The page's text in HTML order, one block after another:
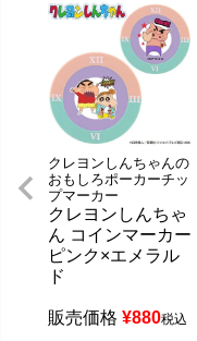
クレヨンしんちゃんの
おもしろポーカーチッ
プマーカー
クレヨンしんちゃ
ん コインマーカー
ピンク×エメラル
ド
販売価格 ¥880税込